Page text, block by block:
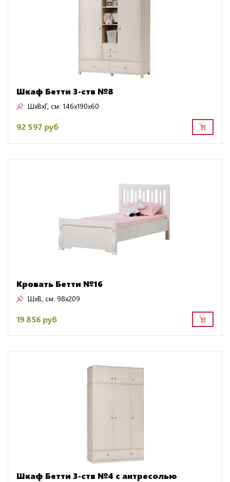
Шкаф Бетти 3-ств №8
ШxВxГ, см: 146x190x60
92 597 руб
Кровать Бетти №16
ШxВ, см: 98x209
19 856 руб
Шкаф Бетти 3-ств №4 с антресолью